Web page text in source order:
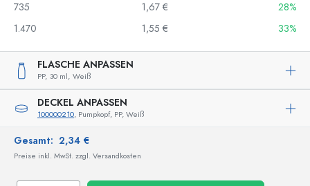
735
1,67 €
28%
1.470
1,55 € 33%
FLASCHE ANPASSEN
PP, 30 ml, Weiß
DECKEL ANPASSEN
100000210, Pumpkopf, PP, Weiß
Gesamt: 2,34 €
Preise inkl. MwSt. zzgl. Versandkosten